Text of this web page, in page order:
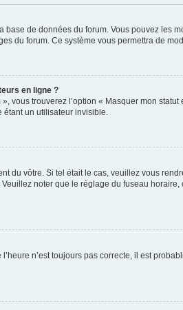
de données du forum. Vous pouvez les
du forum. Ce système vous permettra de
en ligne ?
vous trouverez l’option « Masquer mon
un utilisateur invisible.
du vôtre. Si tel était le cas, veuillez vous
noter que le réglage du fuseau
n’est toujours pas correcte, il est